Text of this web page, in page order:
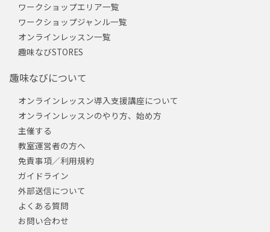
ワークショップエリア一覧
ワークショップジャンル一覧
オンラインレッスン一覧
趣味なびSTORES
趣味なびについて
オンラインレッスン導入支援講座について
オンラインレッスンのやり方、始め方
主催する
教室運営者の方へ
免責事項／利用規約
ガイドライン
外部送信について
よくある質問
お問い合わせ